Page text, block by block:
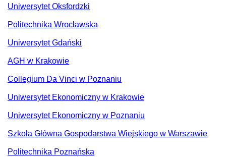
Uniwersytet Oksfordzki
Politechnika Wrocławska
Uniwersytet Gdański
AGH w Krakowie
Collegium Da Vinci w Poznaniu
Uniwersytet Ekonomiczny w Krakowie
Uniwersytet Ekonomiczny w Poznaniu
Szkoła Główna Gospodarstwa Wiejskiego w Warszawie
Politechnika Poznańska